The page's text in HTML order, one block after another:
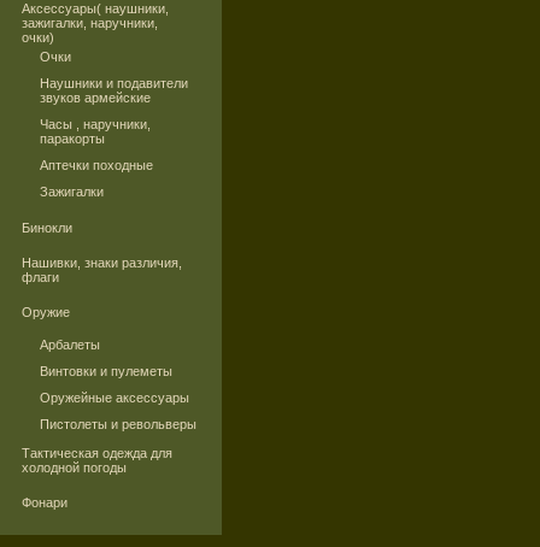
Аксессуары( наушники,
зажигалки, наручники,
очки)
Очки
Наушники и подавители
звуков армейские
Часы , наручники,
паракорты
Аптечки походные
Зажигалки
Бинокли
Нашивки, знаки различия,
флаги
Оружие
Арбалеты
Винтовки и пулеметы
Оружейные аксессуары
Пистолеты и револьверы
Тактическая одежда для
холодной погоды
Фонари